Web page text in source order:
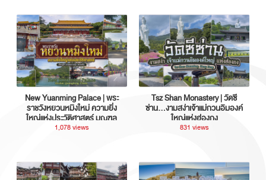
New Yuanming Palace | พระ
ราชวังหยวนหมิงใหม่ ความยิ่ง
ใหญ่แห่งประวัติศาสตร์ มณฑล
กวางตุ้ง ประเทศจีน
1,078 views
Tsz Shan Monastery | วัดซี
ซ่าน…งามสง่าเจ้าแม่กวนอิมองค์
ใหญ่แห่งฮ่องกง
831 views